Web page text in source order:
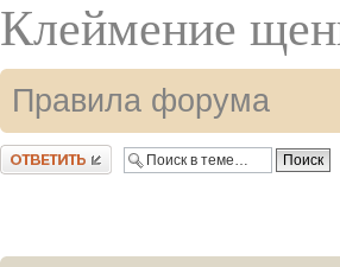
Клеймение
Правила форума
Ответить